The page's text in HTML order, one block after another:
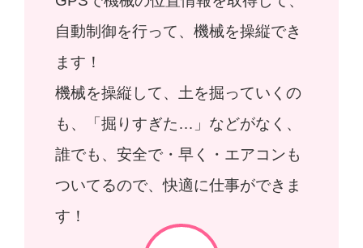
自動制御を行って、機械を操縦でき
ます！
機械を操縦して、土を掘っていくの
も、「掘りすぎた…」などがなく、
誰でも、安全で・早く・エアコンも
ついてるので、快適に仕事ができま
す！